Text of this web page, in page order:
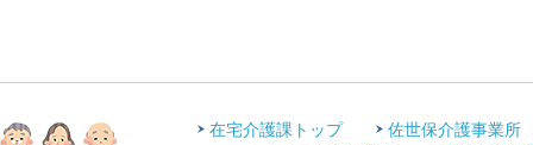
在宅介護課トップ
佐世保介護事業所